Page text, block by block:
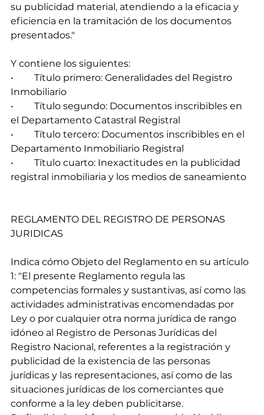
su publicidad material, atendiendo a la eficacia y
eficiencia en la tramitación de los documentos
presentados."
Y contiene los siguientes:
•	Título primero: Generalidades del Registro
Inmobiliario
•	Título segundo: Documentos inscribibles en
el Departamento Catastral Registral
•	Título tercero: Documentos inscribibles en el
Departamento Inmobiliario Registral
•	Título cuarto: Inexactitudes en la publicidad
registral inmobiliaria y los medios de saneamiento
REGLAMENTO DEL REGISTRO DE PERSONAS
JURIDICAS
Indica cómo Objeto del Reglamento en su artículo
1: "El presente Reglamento regula las
competencias formales y sustantivas, así como las
actividades administrativas encomendadas por
Ley o por cualquier otra norma jurídica de rango
idóneo al Registro de Personas Jurídicas del
Registro Nacional, referentes a la registración y
publicidad de la existencia de las personas
jurídicas y las representaciones, así como de las
situaciones jurídicas de los comerciantes que
conforme a la ley deben publicitarse.